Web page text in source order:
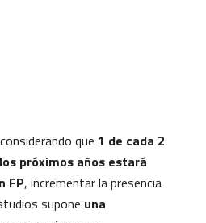
que 1 de cada 2
próximos años estará
FP, incrementar la presencia
supone una